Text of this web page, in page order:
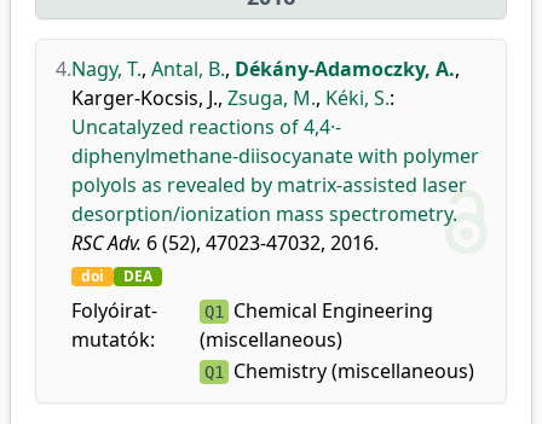
4.Nagy, T., Antal, B., Dékány-Adamoczky, A.,
Karger-Kocsis, J., Zsuga, M., Kéki, S.:
Uncatalyzed reactions of 4,4·-
diphenylmethane-diisocyanate with polymer
polyols as revealed by matrix-assisted laser
desorption/ionization mass spectrometry.
RSC Adv. 6 (52), 47023-47032, 2016.
doi DEA
Folyóirat-
mutatók:
Q1 Chemical Engineering
(miscellaneous)
Q1 Chemistry (miscellaneous)